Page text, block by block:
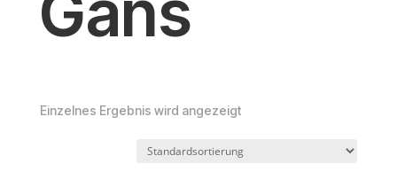
Einzelnes Ergebnis wird angezeigt